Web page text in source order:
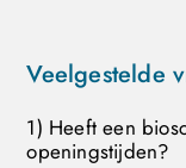
Veelgestelde
1) Heeft een
openingstijden?